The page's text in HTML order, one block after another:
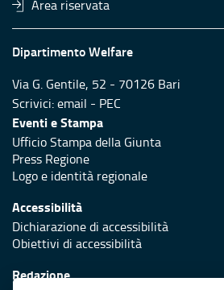
Area riservata
Dipartimento Welfare
Via G. Gentile, 52 - 70126 Bari
Scrivici:email - PEC
Eventi e Stampa
Ufficio Stampa della Giunta
Press Regione
Logo e identità regionale
Accessibilità
Dichiarazione di accessibilità
Obiettivi di accessibilità
Redazione